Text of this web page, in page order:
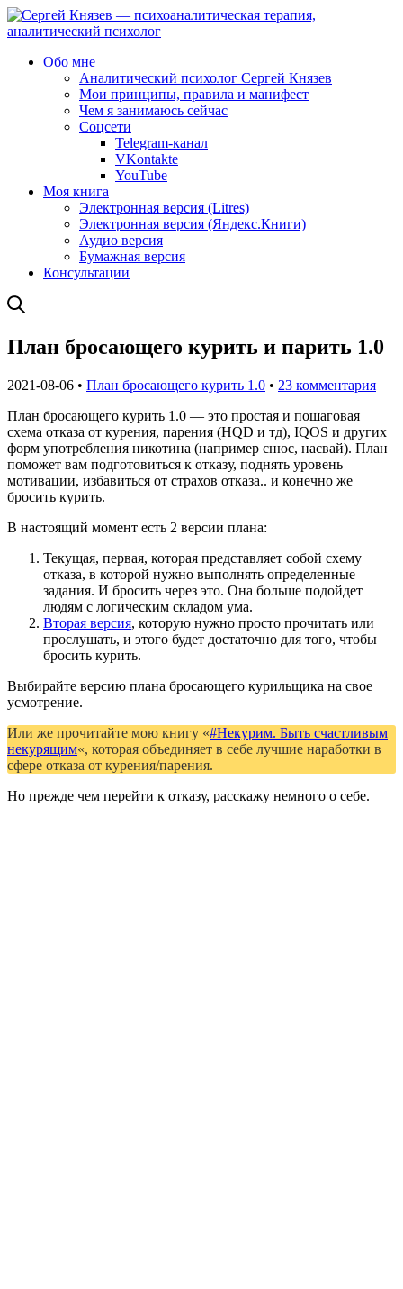
Обо мне
Аналитический психолог Сергей Князев
Мои принципы, правила и манифест
Чем я занимаюсь сейчас
Соцсети
Telegram-канал
VKontakte
YouTube
Моя книга
Электронная версия (Litres)
Электронная версия (Яндекс.Книги)
Аудио версия
Бумажная версия
Консультации
План бросающего курить и парить 1.0
2021-08-06 • План бросающего курить 1.0 • 23 комментария
План бросающего курить 1.0 — это простая и пошаговая
схема отказа от курения, парения (HQD и тд), IQOS и других
форм употребления никотина (например снюс, насвай). План
поможет вам подготовиться к отказу, поднять уровень
мотивации, избавиться от страхов отказа.. и конечно же
бросить курить.
В настоящий момент есть 2 версии плана:
Текущая, первая, которая представляет собой схему
отказа, в которой нужно выполнять определенные
задания. И бросить через это. Она больше подойдет
людям с логическим складом ума.
Вторая версия, которую нужно просто прочитать или
прослушать, и этого будет достаточно для того, чтобы
бросить курить.
Выбирайте версию плана бросающего курильщика на свое
усмотрение.
Или же прочитайте мою книгу «#Некурим. Быть счастливым
некурящим«, которая объединяет в себе лучшие наработки в
сфере отказа от курения/парения.
Но прежде чем перейти к отказу, расскажу немного о себе.